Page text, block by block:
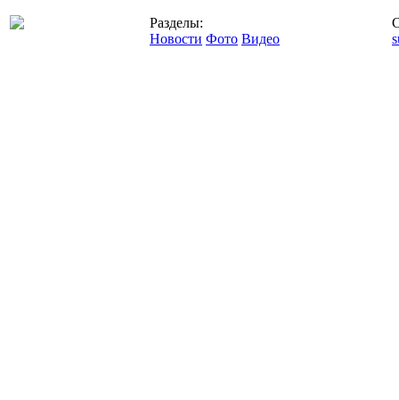
Разделы:
Новости Фото Видео